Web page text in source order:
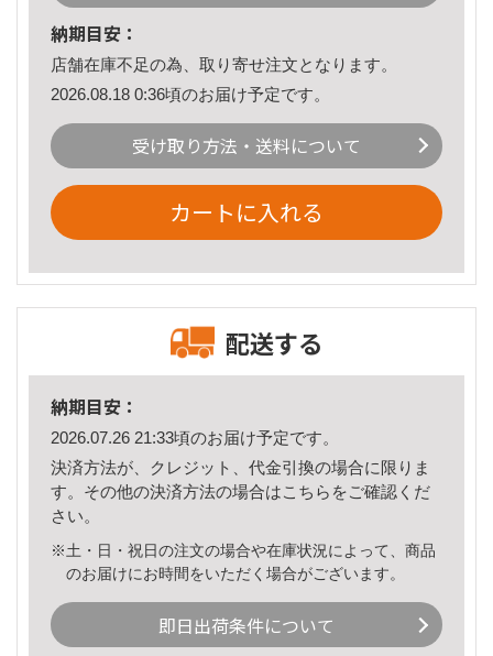
納期目安：
店舗在庫不足の為、取り寄せ注文となります。
2026.08.18 0:36頃のお届け予定です。
受け取り方法・送料について
カートに入れる
配送する
納期目安：
2026.07.26 21:33頃のお届け予定です。
決済方法が、クレジット、代金引換の場合に限りま
す。その他の決済方法の場合はこちら をご確認くだ
さい。
※土・日・祝日の注文の場合や在庫状況によって、商品
のお届けにお時間をいただく場合がございます。
即日出荷条件について